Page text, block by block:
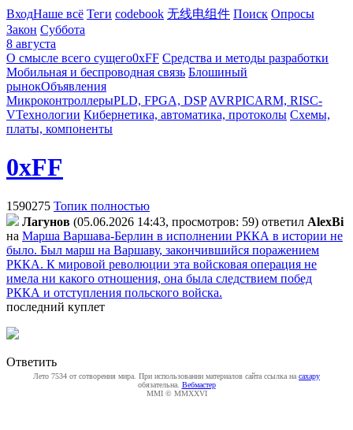
ВходНаше всё Теги codebook 无线电组件 Поиск Опросы
Закон Суббота
8 августа
О смысле всего сущего0xFF Средства и методы разработки
Мобильная и беспроводная связь Блошиный
рынокОбъявления
МикроконтроллерыPLD, FPGA, DSP AVRPICARM, RISC-
VТехнологии Кибернетика, автоматика, протоколы Схемы,
платы, компоненты
0xFF
1590275 Топик полностью
Лaгyнoв (05.06.2026 14:43, просмотров: 59) ответил AlexBi
на Марша Варшава-Берлин в исполнении РККА в истории не
было. Был марш на Варшаву, закончившийся поражением
РККА. К мировой революции эта войсковая операция не
имела ни какого отношения, она была следствием побед
РККА и отступления польского войска.
последний куплет
Ответить
Лето 7534 от сотворения мира. При использовании материалов сайта ссылка на caxapу
обязательна. Вебмастер
MMI © MMXXVI